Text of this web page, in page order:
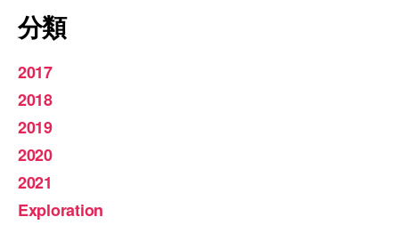
分類
2017
2018
2019
2020
2021
Exploration